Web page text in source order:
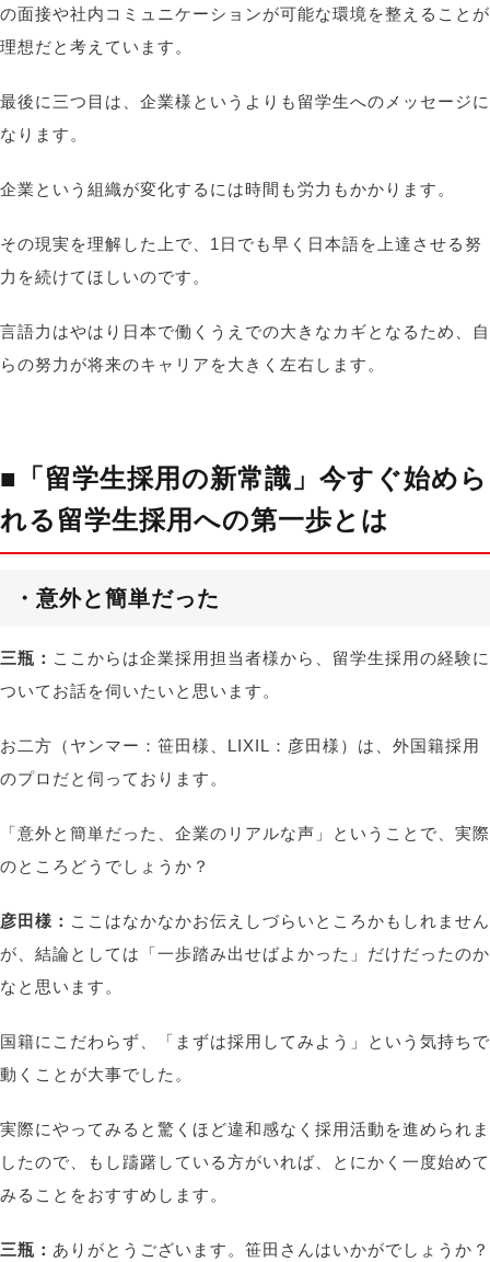
の面接や社内コミュニケーションが可能な環境を整えることが
理想だと考えています。
最後に三つ目は、企業様というよりも留学生へのメッセージに
なります。
企業という組織が変化するには時間も労力もかかります。
その現実を理解した上で、1日でも早く日本語を上達させる努
力を続けてほしいのです。
言語力はやはり日本で働くうえでの大きなカギとなるため、自
らの努力が将来のキャリアを大きく左右します。
■「留学生採用の新常識」今すぐ始めら
れる留学生採用への第一歩とは
・意外と簡単だった
三瓶： ここからは企業採用担当者様から、留学生採用の経験に
ついてお話を伺いたいと思います。
お二方（ヤンマー：笹田様、LIXIL：彦田様）は、外国籍採用
のプロだと伺っております。
「意外と簡単だった、企業のリアルな声」ということで、実際
のところどうでしょうか？
彦田様： ここはなかなかお伝えしづらいところかもしれません
が、結論としては「一歩踏み出せばよかった」だけだったのか
なと思います。
国籍にこだわらず、「まずは採用してみよう」という気持ちで
動くことが大事でした。
実際にやってみると驚くほど違和感なく採用活動を進められま
したので、もし躊躇している方がいれば、とにかく一度始めて
みることをおすすめします。
三瓶： ありがとうございます。笹田さんはいかがでしょうか？